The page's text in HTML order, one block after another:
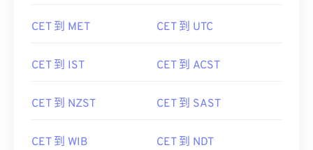
CET 到 MET CET 到 UTC
CET 到 IST CET 到 ACST
CET 到 NZST CET 到 SAST
CET 到 WIB CET 到 NDT